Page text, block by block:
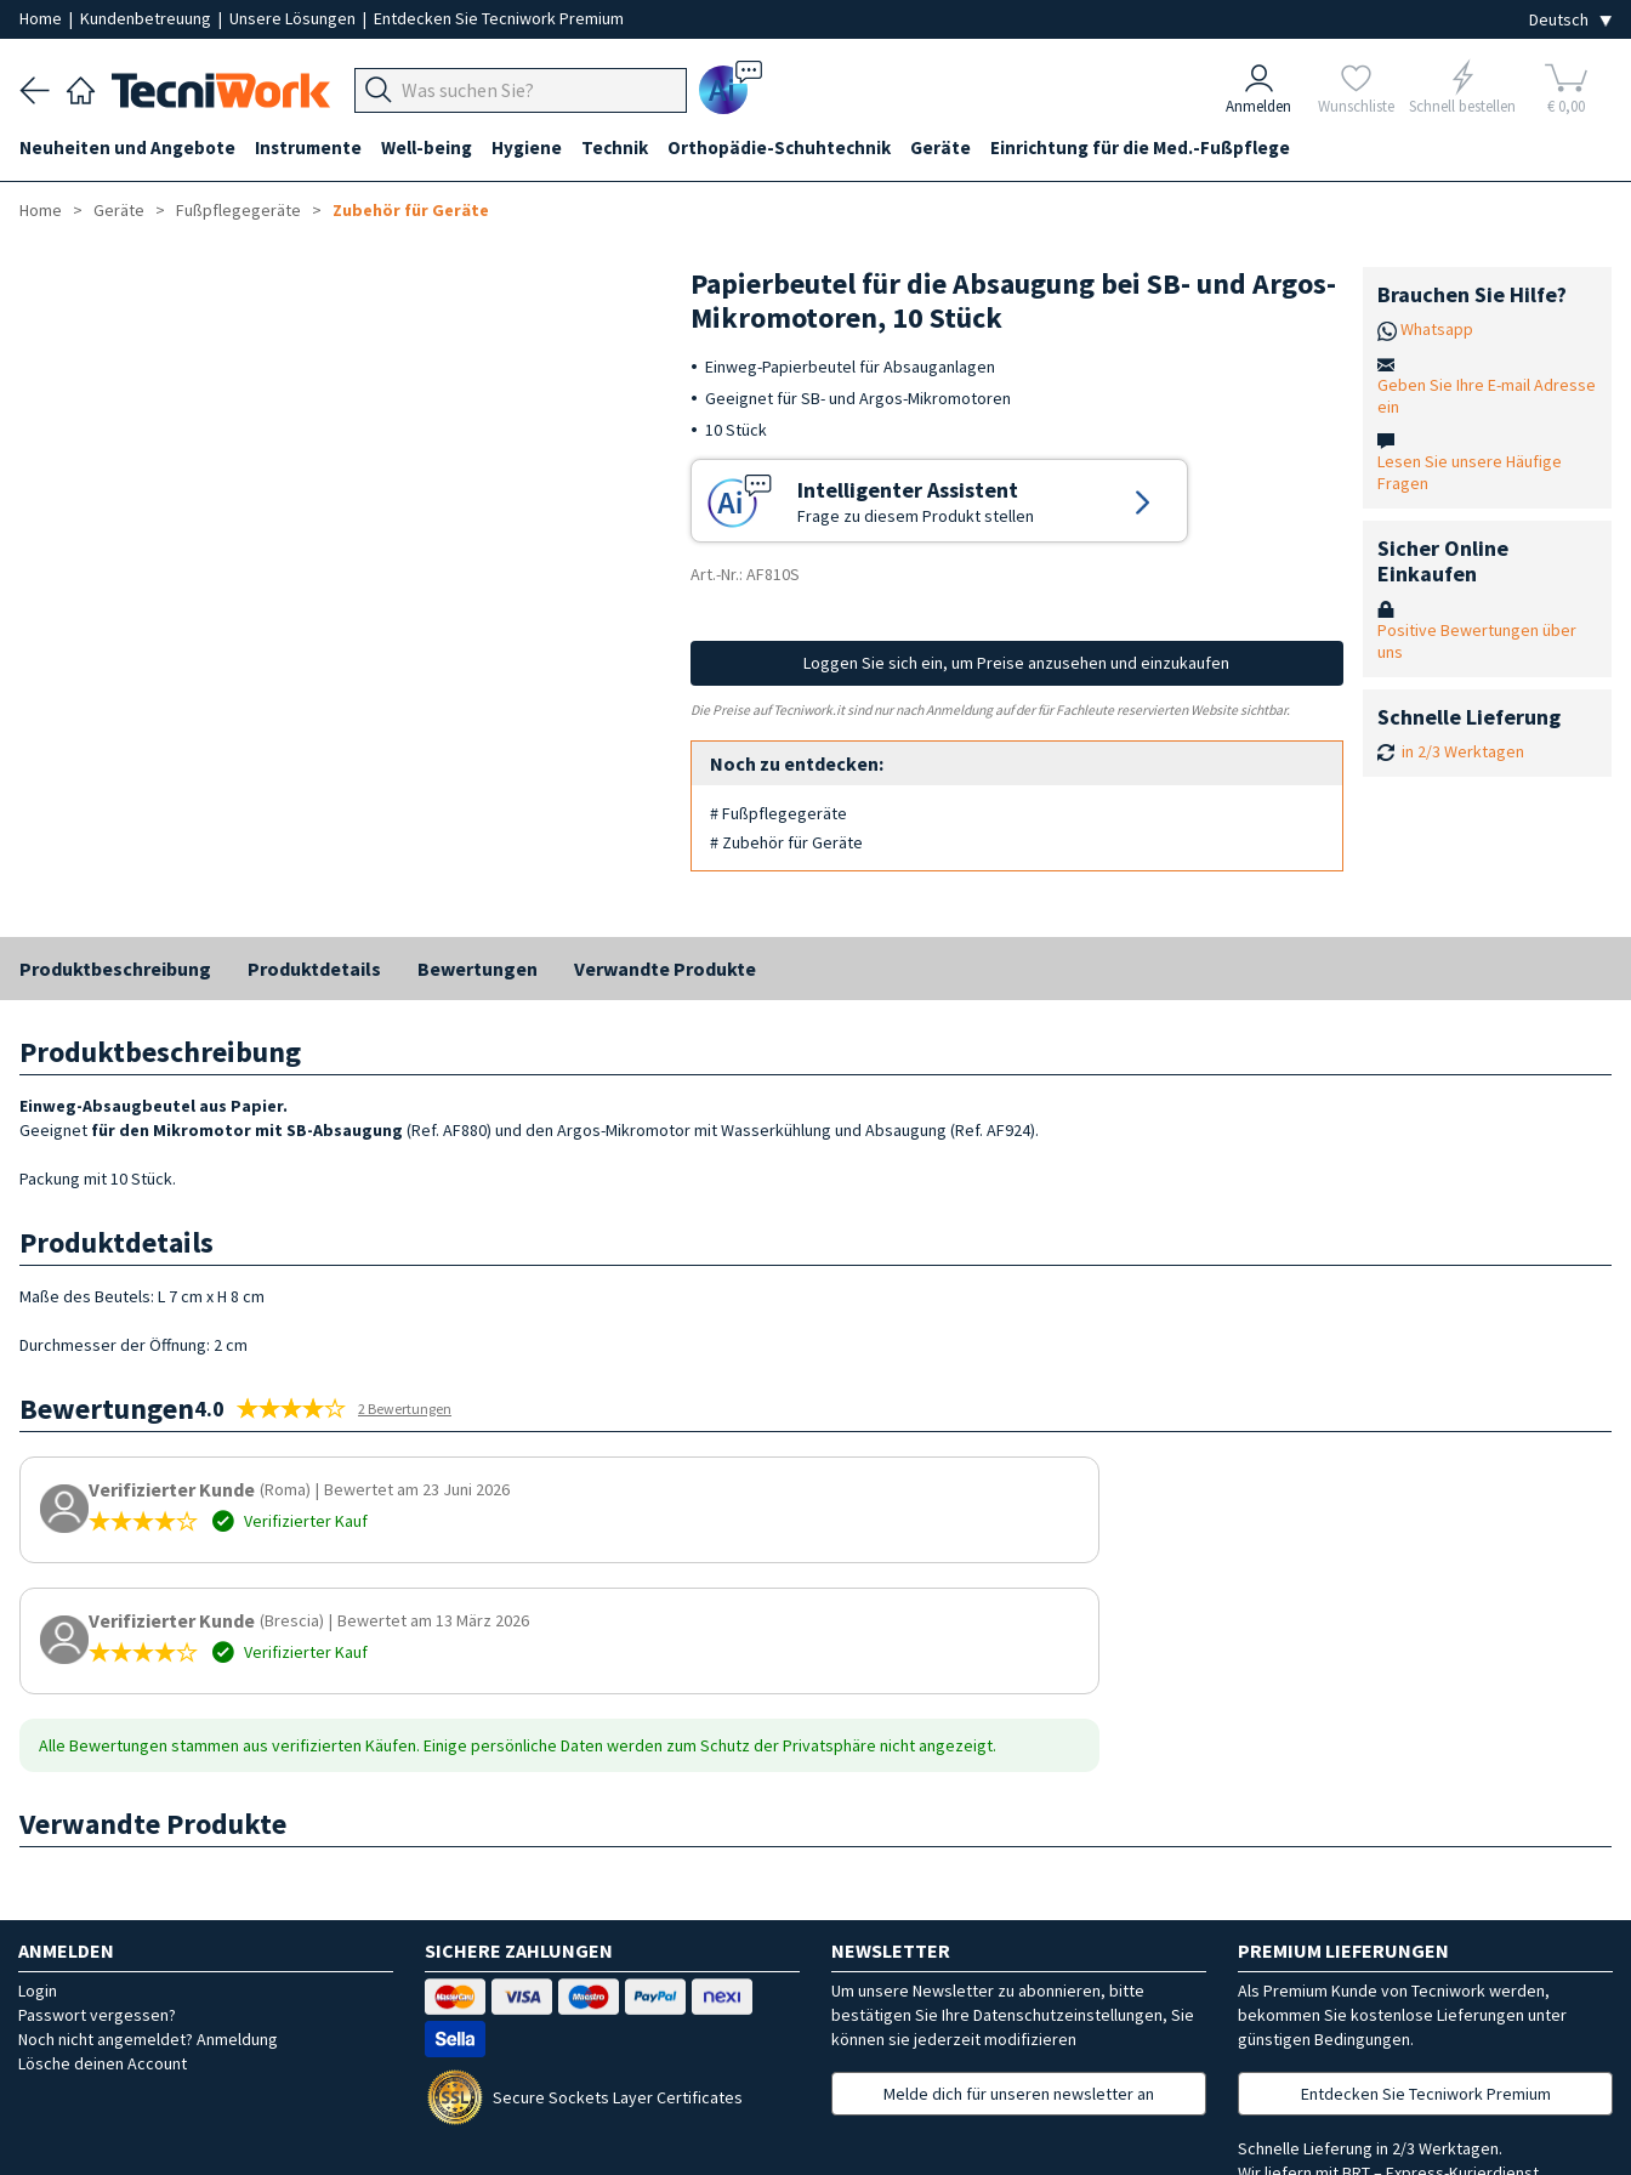
Home | Kundenbetreuung | Unsere Lösungen | Entdecken Sie Tecniwork Premium
Ai Anmelden Wunschliste Schnell bestellen € 0,00
Neuheiten und Angebote Instrumente Well-being Hygiene Technik Orthopädie-Schuhtechnik Geräte Einrichtung für die Med.-Fußpflege
Home Geräte Fußpflegegeräte Zubehör für Geräte
Papierbeutel für die Absaugung bei SB- und Argos-
Mikromotoren, 10 Stück
Einweg-Papierbeutel für Absauganlagen
Geeignet für SB- und Argos-Mikromotoren
10 Stück
Intelligenter Assistent
Frage zu diesem Produkt stellen
Art.-Nr.: AF810S
Loggen Sie sich ein, um Preise anzusehen und einzukaufen
Die Preise auf Tecniwork.it sind nur nach Anmeldung auf der für Fachleute reservierten Website sichtbar.
Noch zu entdecken:
# Fußpflegegeräte
# Zubehör für Geräte
Brauchen Sie Hilfe?
Whatsapp
Geben Sie Ihre E-mail Adresse
ein
Lesen Sie unsere Häufige
Fragen
Sicher Online
Einkaufen
Positive Bewertungen über
uns
Schnelle Lieferung
in 2/3 Werktagen
Produktbeschreibung Produktdetails Bewertungen Verwandte Produkte
Produktbeschreibung
Einweg-Absaugbeutel aus Papier.
Geeignet für den Mikromotor mit SB-Absaugung (Ref. AF880) und den Argos-Mikromotor mit Wasserkühlung und Absaugung (Ref. AF924).
Packung mit 10 Stück.
Produktdetails
Maße des Beutels: L 7 cm x H 8 cm
Durchmesser der Öffnung: 2 cm
Bewertungen4.0 2 Bewertungen
Verifizierter Kunde (Roma) | Bewertet am 23 Juni 2026
Verifizierter Kauf
Verifizierter Kunde (Brescia) | Bewertet am 13 März 2026
Verifizierter Kauf
Alle Bewertungen stammen aus verifizierten Käufen. Einige persönliche Daten werden zum Schutz der Privatsphäre nicht angezeigt.
Verwandte Produkte
ANMELDEN
Login
Passwort vergessen?
Noch nicht angemeldet? Anmeldung
Lösche deinen Account
SICHERE ZAHLUNGEN
Secure Sockets Layer Certificates
NEWSLETTER
Um unsere Newsletter zu abonnieren, bitte
bestätigen Sie Ihre Datenschutzeinstellungen, Sie
können sie jederzeit modifizieren
Melde dich für unseren newsletter an
PREMIUM LIEFERUNGEN
Als Premium Kunde von Tecniwork werden,
bekommen Sie kostenlose Lieferungen unter
günstigen Bedingungen.
Entdecken Sie Tecniwork Premium
Schnelle Lieferung in 2/3 Werktagen.